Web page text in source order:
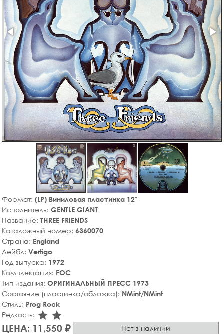
Формат: (LP) Виниловая пластинка 12"
Исполнитель: GENTLE GIANT
Название: THREE FRIENDS
Каталожный номер: 6360070
Страна: England
Лейбл: Vertigo
Год выпуска: 1972
Комплектация: FOC
Тип издания: ОРИГИНАЛЬНЫЙ ПРЕСС 1973
Состояние (пластинка/обложка): NMint/NMint
Стиль: Prog Rock
Редкость: star_rate
star_rate
ЦЕНА: 11,550 ₽ Нет в наличии